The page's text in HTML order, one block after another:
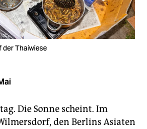
der Thaiwiese
Die Sonne scheint. Im
den Berlins Asiaten